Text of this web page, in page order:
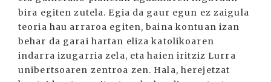
bira egiten zutela. Egia da gaur egun ez zaigula
teoria hau arraroa egiten, baina kontuan izan
behar da garai hartan eliza katolikoaren
indarra izugarria zela, eta haien iritziz Lurra
unibertsoaren zentroa zen. Hala, herejetzat